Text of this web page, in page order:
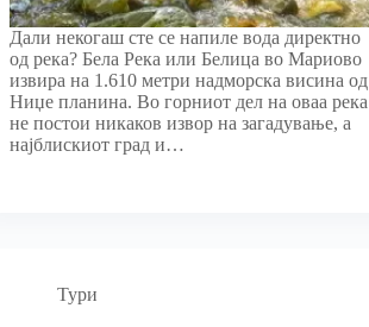
Дали некогаш сте се напиле вода директно
од река? Бела Река или Белица во Мариово
извира на 1.610 метри надморска висина од
Ниџе планина. Во горниот дел на оваа река
не постои никаков извор на загадување, а
најблискиот град и…
Тури